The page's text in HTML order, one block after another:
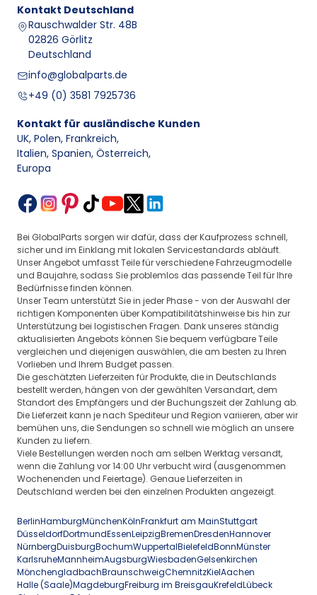
Kontakt Deutschland
Rauschwalder Str. 48B
02826 Görlitz
Deutschland
info@globalparts.de
+49 (0) 3581 7925736
Kontakt für ausländische Kunden
UK, Polen, Frankreich,
Italien, Spanien, Österreich,
Europa
Bei GlobalParts sorgen wir dafür, dass der Kaufprozess schnell,
sicher und im Einklang mit lokalen Servicestandards abläuft.
Unser Angebot umfasst Teile für verschiedene Fahrzeugmodelle
und Baujahre, sodass Sie problemlos das passende Teil für Ihre
Bedürfnisse finden können.
Unser Team unterstützt Sie in jeder Phase - von der Auswahl der
richtigen Komponenten über Kompatibilitätshinweise bis hin zur
Unterstützung bei logistischen Fragen. Dank unseres ständig
aktualisierten Angebots können Sie bequem verfügbare Teile
vergleichen und diejenigen auswählen, die am besten zu Ihren
Vorlieben und Ihrem Budget passen.
Die geschätzten Lieferzeiten für Produkte, die in Deutschlands
bestellt werden, hängen von der gewählten Versandart, dem
Standort des Empfängers und der Buchungszeit der Zahlung ab.
Die Lieferzeit kann je nach Spediteur und Region variieren, aber wir
bemühen uns, die Sendungen so schnell wie möglich an unsere
Kunden zu liefern.
Viele Bestellungen werden noch am selben Werktag versandt,
wenn die Zahlung vor 14:00 Uhr verbucht wird (ausgenommen
Wochenenden und Feiertage). Genaue Lieferzeiten in
Deutschland werden bei den einzelnen Produkten angezeigt.
BerlinHamburgMünchenKölnFrankfurt am MainStuttgart
DüsseldorfDortmundEssenLeipzigBremenDresdenHannover
NürnbergDuisburgBochumWuppertalBielefeldBonnMünster
KarlsruheMannheimAugsburgWiesbadenGelsenkirchen
MönchengladbachBraunschweigChemnitzKielAachen
Halle (Saale)MagdeburgFreiburg im BreisgauKrefeldLübeck